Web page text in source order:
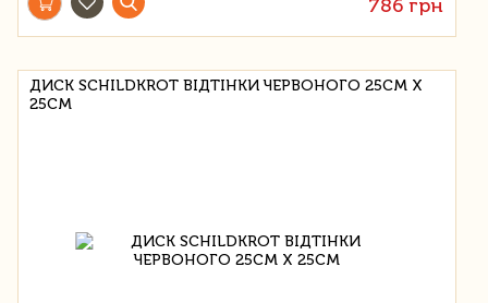
786 грн
ДИСК SCHILDKROT ВІДТІНКИ ЧЕРВОНОГО 25СМ Х
25СМ